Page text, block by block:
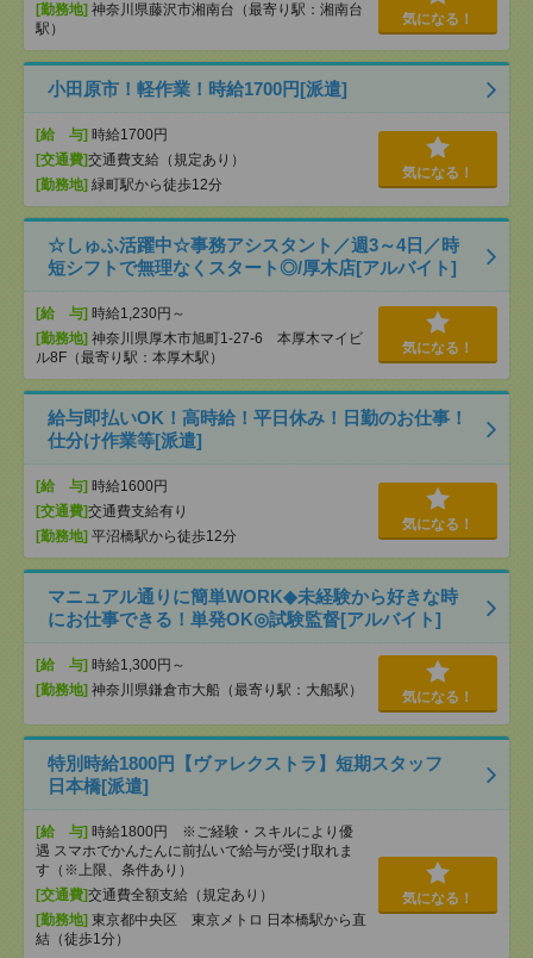
[勤務地] 神奈川県藤沢市湘南台（最寄り駅：湘南台
駅）
気になる！
小田原市！軽作業！時給1700円[派遣]
[給 与] 時給1700円
[交通費]交通費支給（規定あり）
[勤務地] 緑町駅から徒歩12分
気になる！
☆しゅふ活躍中☆事務アシスタント／週3～4日／時
短シフトで無理なくスタート◎/厚木店[アルバイト]
[給 与] 時給1,230円～
[勤務地] 神奈川県厚木市旭町1-27-6 本厚木マイビ
ル8F（最寄り駅：本厚木駅）
気になる！
給与即払いOK！高時給！平日休み！日勤のお仕事！
仕分け作業等[派遣]
[給 与] 時給1600円
[交通費]交通費支給有り
[勤務地] 平沼橋駅から徒歩12分
気になる！
マニュアル通りに簡単WORK◆未経験から好きな時
にお仕事できる！単発OK◎試験監督[アルバイト]
[給 与] 時給1,300円～
[勤務地] 神奈川県鎌倉市大船（最寄り駅：大船駅） 気になる！
特別時給1800円【ヴァレクストラ】短期スタッフ
日本橋[派遣]
[給 与] 時給1800円 ※ご経験・スキルにより優
遇 スマホでかんたんに前払いで給与が受け取れま
す（※上限、条件あり）
[交通費]交通費全額支給（規定あり）
[勤務地] 東京都中央区 東京メトロ 日本橋駅から直
結（徒歩1分）
気になる！